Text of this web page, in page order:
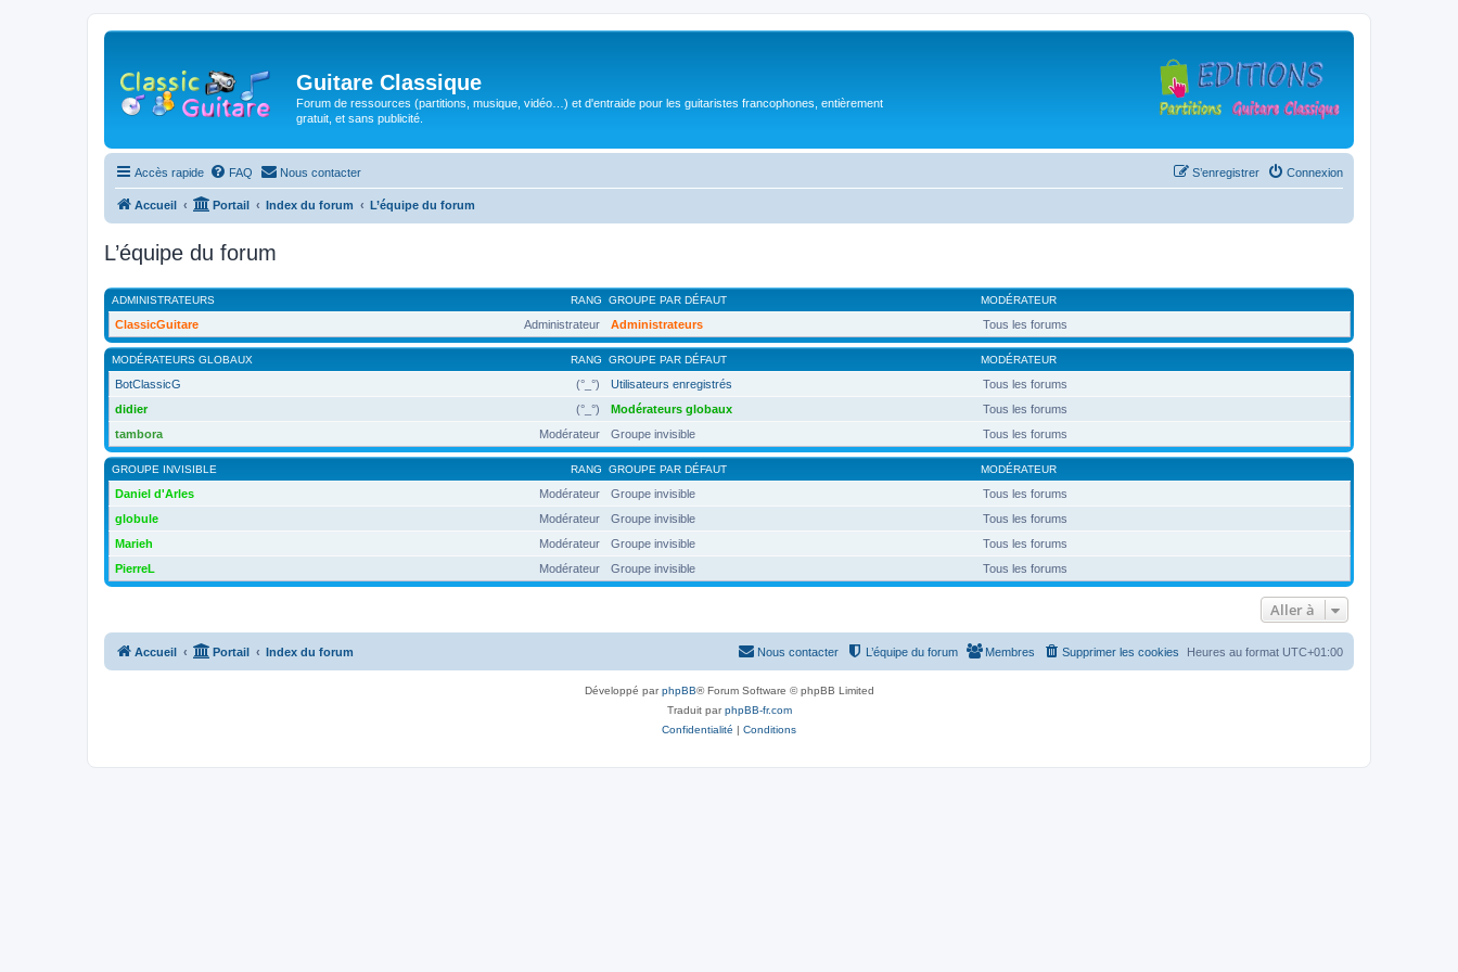
Guitare Classique
Forum de ressources (partitions, musique, vidéo…) et d'entraide pour les guitaristes francophones, entièrement
gratuit, et sans publicité.
Accès rapide FAQ Nous contacter Connexion
S’enregistrer
Accueil Portail Index du forum L’équipe du forum
L’équipe du forum
RANG
ADMINISTRATEURS GROUPE PAR DÉFAUT MODÉRATEUR
Administrateur
ClassicGuitare Administrateurs Tous les forums
RANG
MODÉRATEURS GLOBAUX GROUPE PAR DÉFAUT MODÉRATEUR
(°_°)
BotClassicG Utilisateurs enregistrés
Tous les forums
(°_°)
didier Modérateurs globaux
Tous les forums
Modérateur
tambora Groupe invisible Tous les forums
RANG
GROUPE INVISIBLE GROUPE PAR DÉFAUT MODÉRATEUR
Modérateur
Daniel d'Arles Groupe invisible
Tous les forums
Modérateur
globule Groupe invisible
Tous les forums
Modérateur
Marieh Groupe invisible
Tous les forums
Modérateur
PierreL Groupe invisible Tous les forums
Aller à
Accueil Portail Index du forum Heures au format UTC+01:00
Supprimer les cookies
Membres
L’équipe du forum
Nous contacter
Développé parphpBB® Forum Software © phpBB Limited
Traduit parphpBB-fr.com
Confidentialité | Conditions